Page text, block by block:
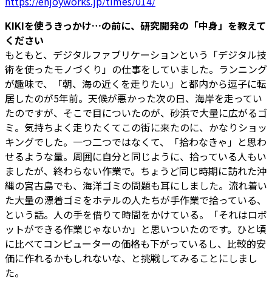
――KIKIを使うきっかけ…の前に、研究開発の「中身」を教えて
ください
もともと、デジタルファブリケーションという「デジタル技
術を使ったモノづくり」の仕事をしていました。ランニング
が趣味で、「朝、海の近くを走りたい」と都内から逗子に転
居したのが5年前。天候が悪かった次の日、海岸を走ってい
たのですが、そこで目についたのが、砂浜で大量に広がるゴ
ミ。気持ちよく走りたくてこの街に来たのに、かなりショッ
キングでした。一つ二つではなくて、「拾わなきゃ」と思わ
せるような量。周囲に自分と同じように、拾っている人もい
ましたが、終わらない作業で。ちょうど同じ時期に訪れた沖
縄の宮古島でも、海洋ゴミの問題も耳にしました。流れ着い
た大量の漂着ゴミをホテルの人たちが手作業で拾っている、
という話。人の手を借りて時間をかけている。「それはロボ
ットができる作業じゃないか」と思いついたのです。ひと頃
に比べてコンピューターの価格も下がっているし、比較的安
価に作れるかもしれないな、と挑戦してみることにしまし
た。